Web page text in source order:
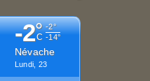
-2°
C
-2°
-14°
Névache
Lundi, 23